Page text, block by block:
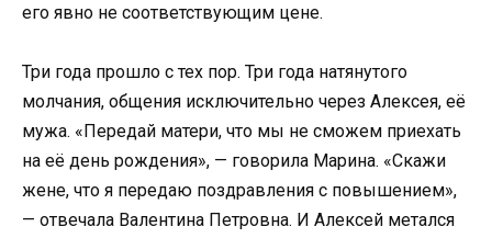
его явно не соответствующим цене.
Три года прошло с тех пор. Три года натянутого
молчания, общения исключительно через Алексея, её
мужа. «Передай матери, что мы не сможем приехать
на её день рождения», — говорила Марина. «Скажи
жене, что я передаю поздравления с повышением»,
— отвечала Валентина Петровна. И Алексей метался